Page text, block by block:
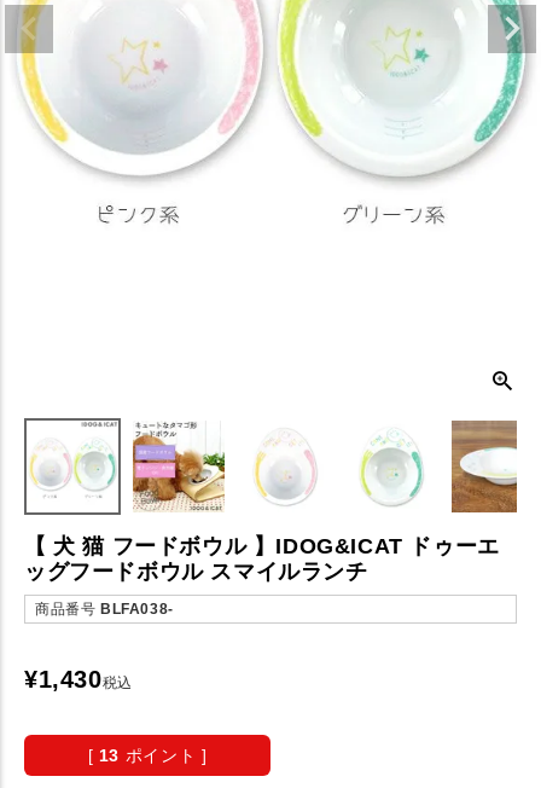
【 犬 猫 フードボウル 】IDOG&ICAT ドゥーエ
ッグフードボウル スマイルランチ
商品番号 BLFA038-
¥1,430税込
[ 13 ポイント ]